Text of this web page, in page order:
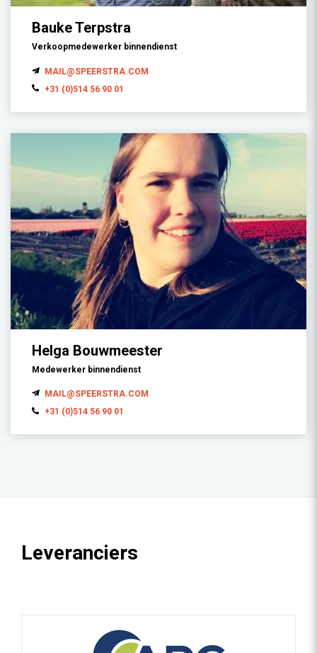
Bauke Terpstra
Verkoopmedewerker binnendienst
MAIL@SPEERSTRA.COM
+31 (0)514 56 90 01
Helga Bouwmeester
Medewerker binnendienst
MAIL@SPEERSTRA.COM
+31 (0)514 56 90 01
Leveranciers